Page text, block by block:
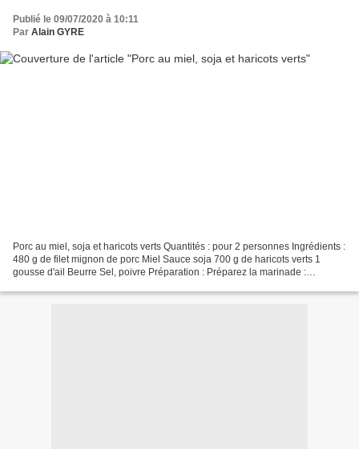
Publié le 09/07/2020 à 10:11
Par Alain GYRE
Porc au miel, soja et haricots verts Quantités : pour 2 personnes Ingrédients :
480 g de filet mignon de porc Miel Sauce soja 700 g de haricots verts 1
gousse d'ail Beurre Sel, poivre Préparation : Préparez la marinade :